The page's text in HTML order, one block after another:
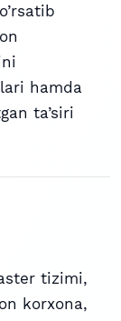
hamda
ta’siri
tizimi,
korxona,